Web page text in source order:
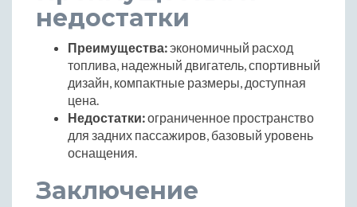
недостатки
Преимущества:экономичный расход
топлива, надежный двигатель, спортивный
дизайн, компактные размеры, доступная
цена.
Недостатки:ограниченное пространство
для задних пассажиров, базовый уровень
оснащения.
Заключение